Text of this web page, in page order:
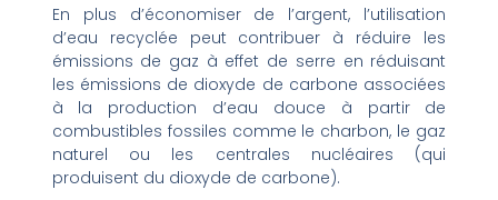
En plus d’économiser de l’argent, l’utilisation
d’eau recyclée peut contribuer à réduire les
émissions de gaz à effet de serre en réduisant
les émissions de dioxyde de carbone associées
à la production d’eau douce à partir de
combustibles fossiles comme le charbon, le gaz
naturel ou les centrales nucléaires (qui
produisent du dioxyde de carbone).